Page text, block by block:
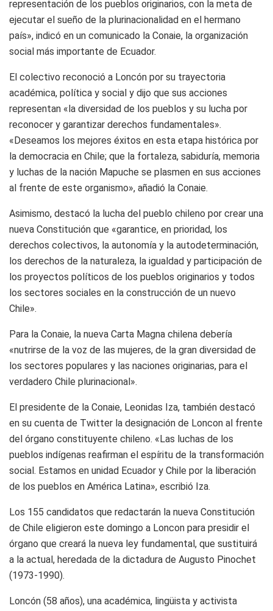
representación de los pueblos originarios, con la meta de
ejecutar el sueño de la plurinacionalidad en el hermano
país», indicó en un comunicado la Conaie, la organización
social más importante de Ecuador.
El colectivo reconoció a Loncón por su trayectoria
académica, política y social y dijo que sus acciones
representan «la diversidad de los pueblos y su lucha por
reconocer y garantizar derechos fundamentales».
«Deseamos los mejores éxitos en esta etapa histórica por
la democracia en Chile; que la fortaleza, sabiduría, memoria
y luchas de la nación Mapuche se plasmen en sus acciones
al frente de este organismo», añadió la Conaie.
Asimismo, destacó la lucha del pueblo chileno por crear una
nueva Constitución que «garantice, en prioridad, los
derechos colectivos, la autonomía y la autodeterminación,
los derechos de la naturaleza, la igualdad y participación de
los proyectos políticos de los pueblos originarios y todos
los sectores sociales en la construcción de un nuevo
Chile».
Para la Conaie, la nueva Carta Magna chilena debería
«nutrirse de la voz de las mujeres, de la gran diversidad de
los sectores populares y las naciones originarias, para el
verdadero Chile plurinacional».
El presidente de la Conaie, Leonidas Iza, también destacó
en su cuenta de Twitter la designación de Loncon al frente
del órgano constituyente chileno. «Las luchas de los
pueblos indígenas reafirman el espíritu de la transformación
social. Estamos en unidad Ecuador y Chile por la liberación
de los pueblos en América Latina», escribió Iza.
Los 155 candidatos que redactarán la nueva Constitución
de Chile eligieron este domingo a Loncon para presidir el
órgano que creará la nueva ley fundamental, que sustituirá
a la actual, heredada de la dictadura de Augusto Pinochet
(1973-1990).
Loncón (58 años), una académica, lingüista y activista